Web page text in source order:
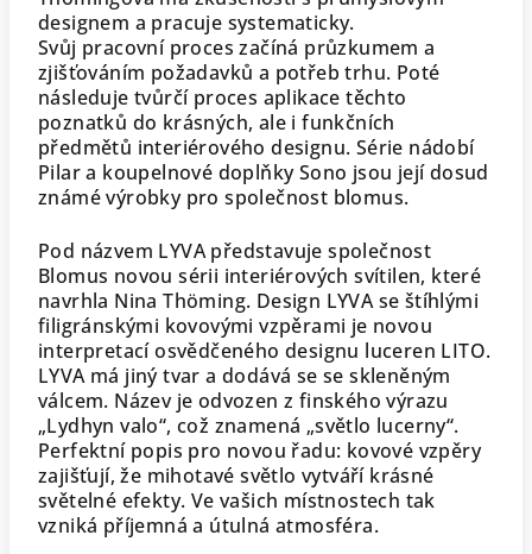
designem a pracuje systematicky.
Svůj pracovní proces začíná průzkumem a
zjišťováním požadavků a potřeb trhu. Poté
následuje tvůrčí proces aplikace těchto
poznatků do krásných, ale i funkčních
předmětů interiérového designu. Série nádobí
Pilar a koupelnové doplňky Sono jsou její dosud
známé výrobky pro společnost blomus.
Pod názvem LYVA představuje společnost
Blomus novou sérii interiérových svítilen, které
navrhla Nina Thöming. Design LYVA se štíhlými
filigránskými kovovými vzpěrami je novou
interpretací osvědčeného designu luceren LITO.
LYVA má jiný tvar a dodává se se skleněným
válcem. Název je odvozen z finského výrazu
„Lydhyn valo“, což znamená „světlo lucerny“.
Perfektní popis pro novou řadu: kovové vzpěry
zajišťují, že mihotavé světlo vytváří krásné
světelné efekty. Ve vašich místnostech tak
vzniká příjemná a útulná atmosféra.